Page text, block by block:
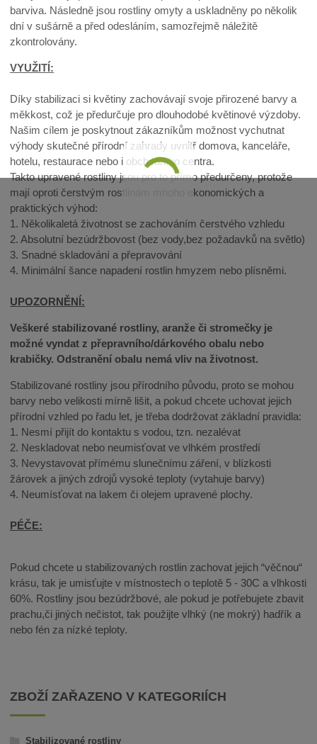
barviva. Následně jsou rostliny omyty a uskladněny po několik
dní v sušárně a před odesláním, samozřejmě náležitě
zkontrolovány.
VYUŽITÍ:
Díky stabilizaci si květiny zachovávají svoje přirozené barvy a
měkkost, což je předurčuje pro dlouhodobé květinové výzdoby.
Našim cílem je poskytnout zákazníkům možnost vychutnat
výhody skutečné přírodní zahrady uvnitř domova, kanceláře,
hotelu, restaurace nebo i obchodního centra.
Takto upravené rostliny jsou pro to přímo předurčeny, protože
mají oproti čerstvým rostlinám mnoho ekonomických a
praktických výhod:
1. Několikaletá životnost se zachováním čerstvého vzhledu
2. Absolutní bezúdržbovost (bez vody,bez požadavků na světlo)
3. Snadné skladování a přepravování
4. Minimální šance napadení rostlin hmyzem nebo plísněmi.
UPOZORNĚNÍ:
Veškeré stabilizované rostliny, aranže či stromečky je
možné vyndat z přepravního/dárkového obalu nebo
krabičky. Odstranění obalu nemá vliv na životnost.
Stabilizované rostliny jsou přírodního původu, proto se mohou
barvy nebo velikosti mírně lišit, a pokud chcete uchovat jejich
přírodní vzhled po řadu let, je třeba dodržovat základní pravidla:
1. Nesmí přijít do kontaktu s vodou, tzn. nezalévat
2. Neskladovat nebo neumisťovat ve vlhkém prostředí
3. Nevystavovat přímému slunečnímu záření, v blízkosti
žárovek a jiných zdrojů vysoké teploty (vytahuje barvy)
4. Neumísťovat na lakem či olejem upravené plochy.
PÉČE:
Pokud chcete u stabilizovaných rostlin zachovat jejich “věčnou“
krásu, tak je umisťujte v místnostech o teplotě 5 - 30C a vlhkosti
60%. Rostliny jsou bezúdržbové, ale pokud je potřebujete zbavit
prachu,či jiných nečistot, tak použijte vlhký (ne mokrý) hadřík a
nebo fén za nízké teploty.
ZBOŽÍ ZAŘAZENO V KATEGORIÍCH
Stabilizované rostliny